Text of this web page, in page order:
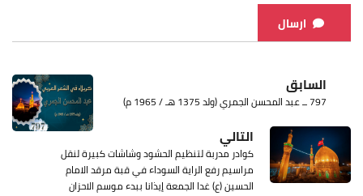
ارسال
السابق
797 ــ عبد المحسن الجمري (ولد 1375 هـ / 1965 م)
التالي
كوادر مدربة لتنظيم الحشود وشاشات كبيرة لنقل
مراسيم رفع الراية السوداء في قبة مرقد الامام
الحسين (ع) غدا الجمعة إيذانا ببدء موسم الاحزان